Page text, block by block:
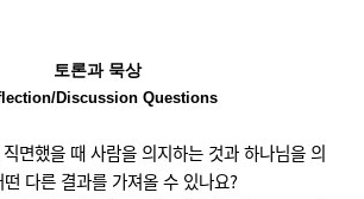
토론과 묵상
Discussion Questions
면했을 때 사람을 의지하는 것과 하나님을 의
다른 결과를 가져올 수 있나요?